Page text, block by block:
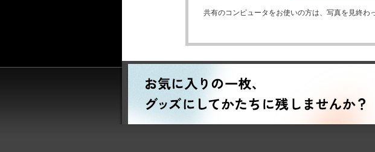
共有のコンピュータをお使いの方は、写真を見終わ